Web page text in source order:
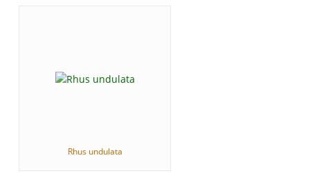
Rhus undulata